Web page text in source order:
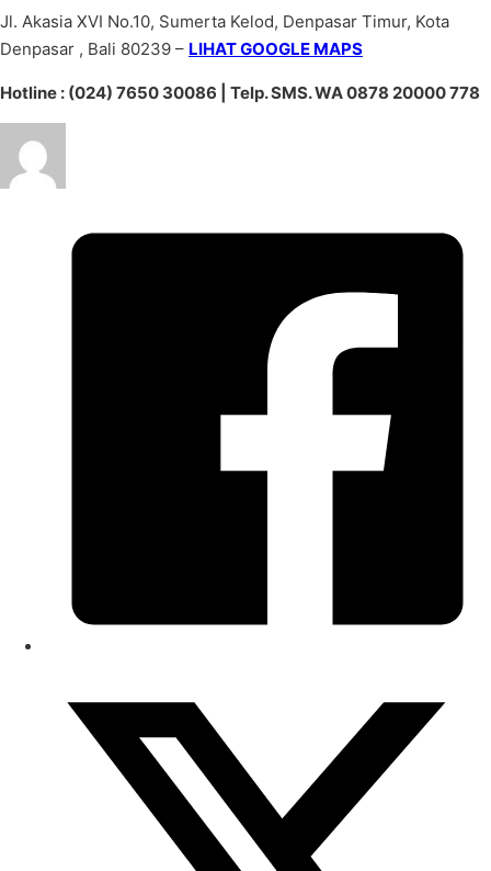
Jl. Akasia XVI No.10, Sumerta Kelod, Denpasar Timur, Kota
Hotline : (024) 7650 30086 | Telp. SMS. WA 0878 20000 778